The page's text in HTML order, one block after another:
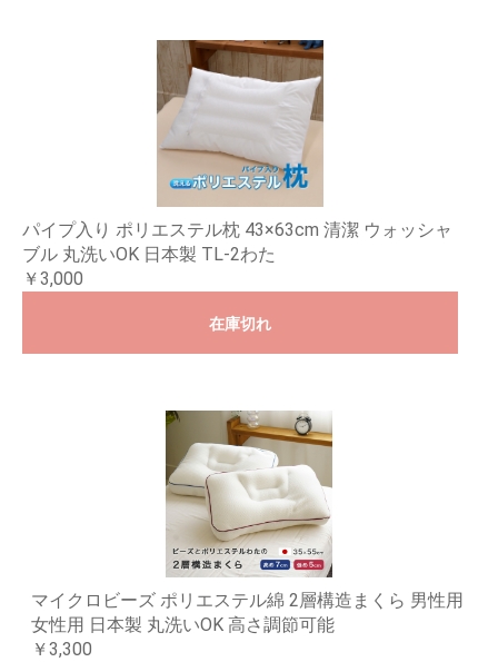
パイプ入り ポリエステル枕 43×63cm 清潔 ウォッシャ
ブル 丸洗いOK 日本製 TL-2わた
￥3,000
在庫切れ
マイクロビーズ ポリエステル綿 2層構造まくら 男性用
女性用 日本製 丸洗いOK 高さ調節可能
￥3,300